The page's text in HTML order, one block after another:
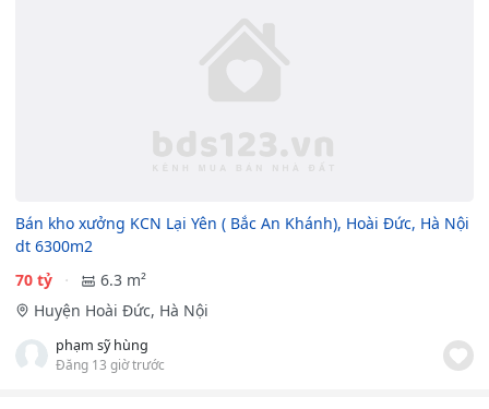
Bán kho xưởng KCN Lại Yên ( Bắc An Khánh), Hoài Đức, Hà Nội
dt 6300m2
70 tỷ
6.3 m²
Huyện Hoài Đức, Hà Nội
phạm sỹ hùng
Đăng 13 giờ trước